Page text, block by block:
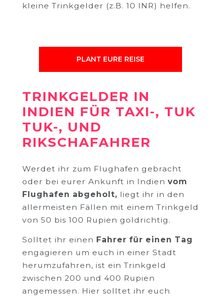
kleine Trinkgelder (z.B. 10 INR) helfen.
PLANT EURE REISE
TRINKGELDER IN
INDIEN FÜR TAXI-, TUK
TUK-, UND
RIKSCHAFAHRER
Werdet ihr zum Flughafen gebracht
oder bei eurer Ankunft in Indien vom
Flughafen abgeholt, liegt ihr in den
allermeisten Fällen mit einem Trinkgeld
von 50 bis 100 Rupien goldrichtig.
Solltet ihr einen Fahrer für einen Tag
engagieren um euch in einer Stadt
herumzufahren, ist ein Trinkgeld
zwischen 200 und 400 Rupien
angemessen. Hier solltet ihr euch